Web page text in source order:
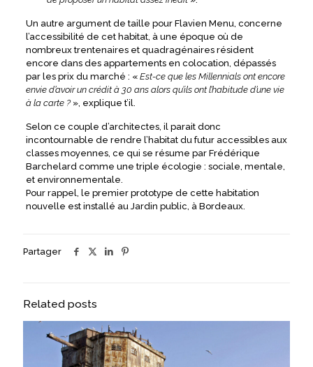
Un autre argument de taille pour Flavien Menu, concerne
l’accessibilité de cet habitat, à une époque où de
nombreux trentenaires et quadragénaires résident
encore dans des appartements en colocation, dépassés
par les prix du marché : « Est-ce que les Millennials ont encore
envie d’avoir un crédit à 30 ans alors qu’ils ont l’habitude d’une vie
à la carte ? », explique t’il.
Selon ce couple d’architectes, il parait donc
incontournable de rendre l’habitat du futur accessibles aux
classes moyennes, ce qui se résume par Frédérique
Barchelard comme une triple écologie : sociale, mentale,
et environnementale.
Pour rappel, le premier prototype de cette habitation
nouvelle est installé au Jardin public, à Bordeaux.
Partager
Related posts